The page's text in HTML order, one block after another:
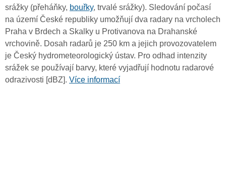
srážky (přeháňky, bouřky, trvalé srážky). Sledování počasí
na území České republiky umožňují dva radary na vrcholech
Praha v Brdech a Skalky u Protivanova na Drahanské
vrchovině. Dosah radarů je 250 km a jejich provozovatelem
je Český hydrometeorologický ústav. Pro odhad intenzity
srážek se používají barvy, které vyjadřují hodnotu radarové
odrazivosti [dBZ]. Více informací